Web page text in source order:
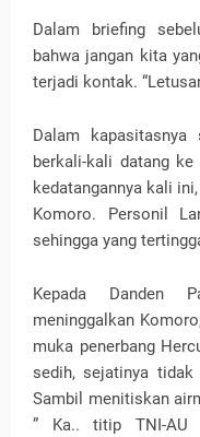
Dalam briefing
bahwa jangan kita
terjadi kontak.
Dalam
berkali-kali datang
kedatangannya kali
Komoro. Personil
sehingga yang
Kepada Danden
meninggalkan
muka penerbang
sedih, sejatinya tidak
Sambil menitiskan
” Ka.. titip TNI-AU